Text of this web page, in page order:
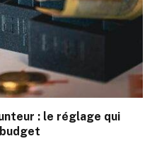
: le réglage qui